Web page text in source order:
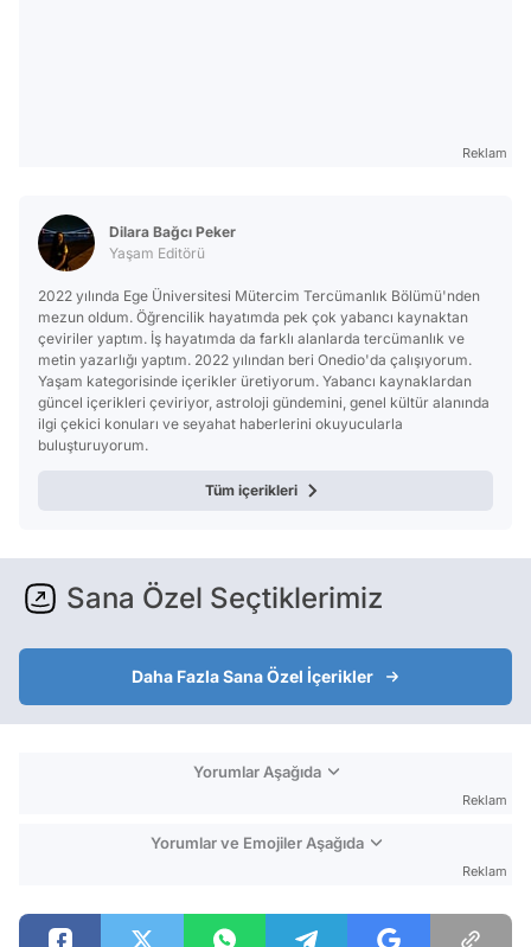
Reklam
Dilara Bağcı Peker
Yaşam Editörü
2022 yılında Ege Üniversitesi Mütercim Tercümanlık Bölümü'nden
mezun oldum. Öğrencilik hayatımda pek çok yabancı kaynaktan
çeviriler yaptım. İş hayatımda da farklı alanlarda tercümanlık ve
metin yazarlığı yaptım. 2022 yılından beri Onedio'da çalışıyorum.
Yaşam kategorisinde içerikler üretiyorum. Yabancı kaynaklardan
güncel içerikleri çeviriyor, astroloji gündemini, genel kültür alanında
ilgi çekici konuları ve seyahat haberlerini okuyucularla
buluşturuyorum.
Tüm içerikleri
Sana Özel Seçtiklerimiz
Daha Fazla Sana Özel İçerikler
Yorumlar Aşağıda
Reklam
Yorumlar ve Emojiler Aşağıda
Reklam